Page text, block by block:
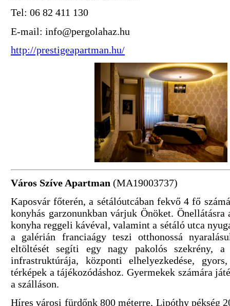
Tel: 06 82 411 130
E-mail: info@pergolahaz.hu
http://prestigeapartman.hu/
Város Szíve Apartman (MA19003737)
Kaposvár főterén, a sétálóutcában fekvő 4 fő
konyhás garzonunkban várjuk Önöket.
konyha reggeli kávéval, valamint a sétáló utca
a galérián franciaágy teszi otthonossá
eltöltését segíti egy nagy pakolós szekrény,
infrastruktúrája, központi elhelyezkedése,
térképek a tájékozódáshoz. Gyermekek számára
a szálláson.
Híres városi fürdőnk 800 méterre, Lipóthy pékség